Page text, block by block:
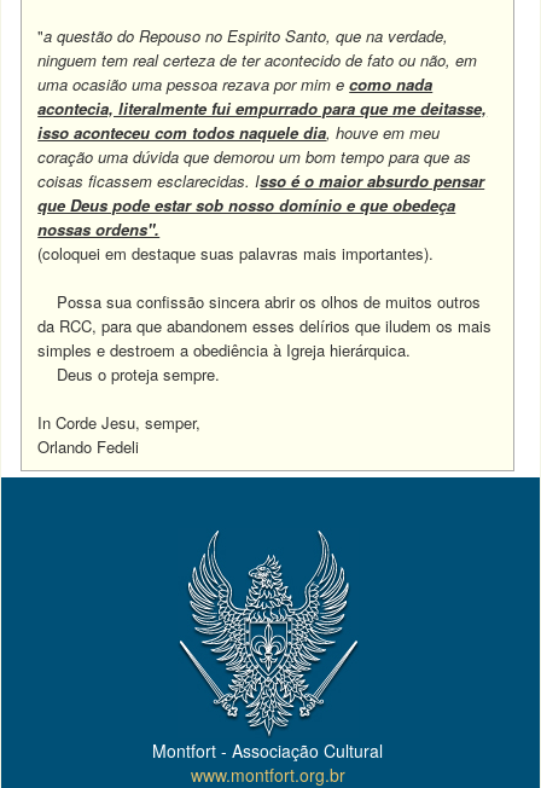
"a questão do Repouso no Espirito Santo, que na verdade,
ninguem tem real certeza de ter acontecido de fato ou não, em
uma ocasião uma pessoa rezava por mim ecomo nada
acontecia, literalmente fui empurrado para que me deitasse,
isso aconteceu com todos naquele dia, houve em meu
coração uma dúvida que demorou um bom tempo para que as
coisas ficassem esclarecidas. Isso é o maior absurdo pensar
que Deus pode estar sob nosso domínio e que obedeça
nossas ordens".
(coloquei em destaque suas palavras mais importantes).
Possa sua confissão sincera abrir os olhos de muitos outros
da RCC, para que abandonem esses delírios que iludem os mais
simples e destroem a obediência à Igreja hierárquica.
Deus o proteja sempre.
In Corde Jesu, semper,
Orlando Fedeli
Montfort - Associação Cultural
www.montfort.org.br